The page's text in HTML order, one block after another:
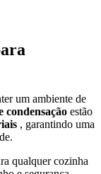
um ambiente de
condensação estão
, garantindo uma
qualquer cozinha